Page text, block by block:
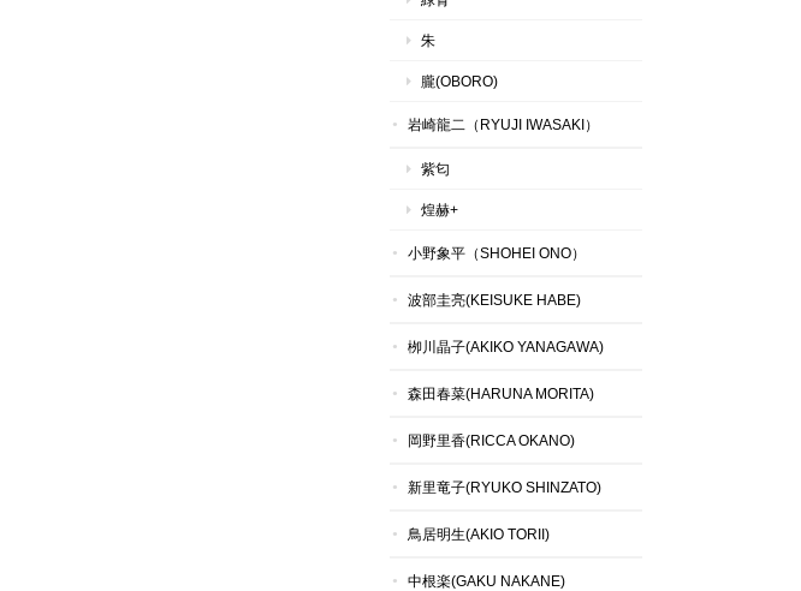
朱
朧(OBORO)
岩崎龍二（RYUJI IWASAKI）
紫匂
煌赫+
小野象平（SHOHEI ONO）
波部圭亮(KEISUKE HABE)
栁川晶子(AKIKO YANAGAWA)
森田春菜(HARUNA MORITA)
岡野里香(RICCA OKANO)
新里竜子(RYUKO SHINZATO)
鳥居明生(AKIO TORII)
中根楽(GAKU NAKANE)